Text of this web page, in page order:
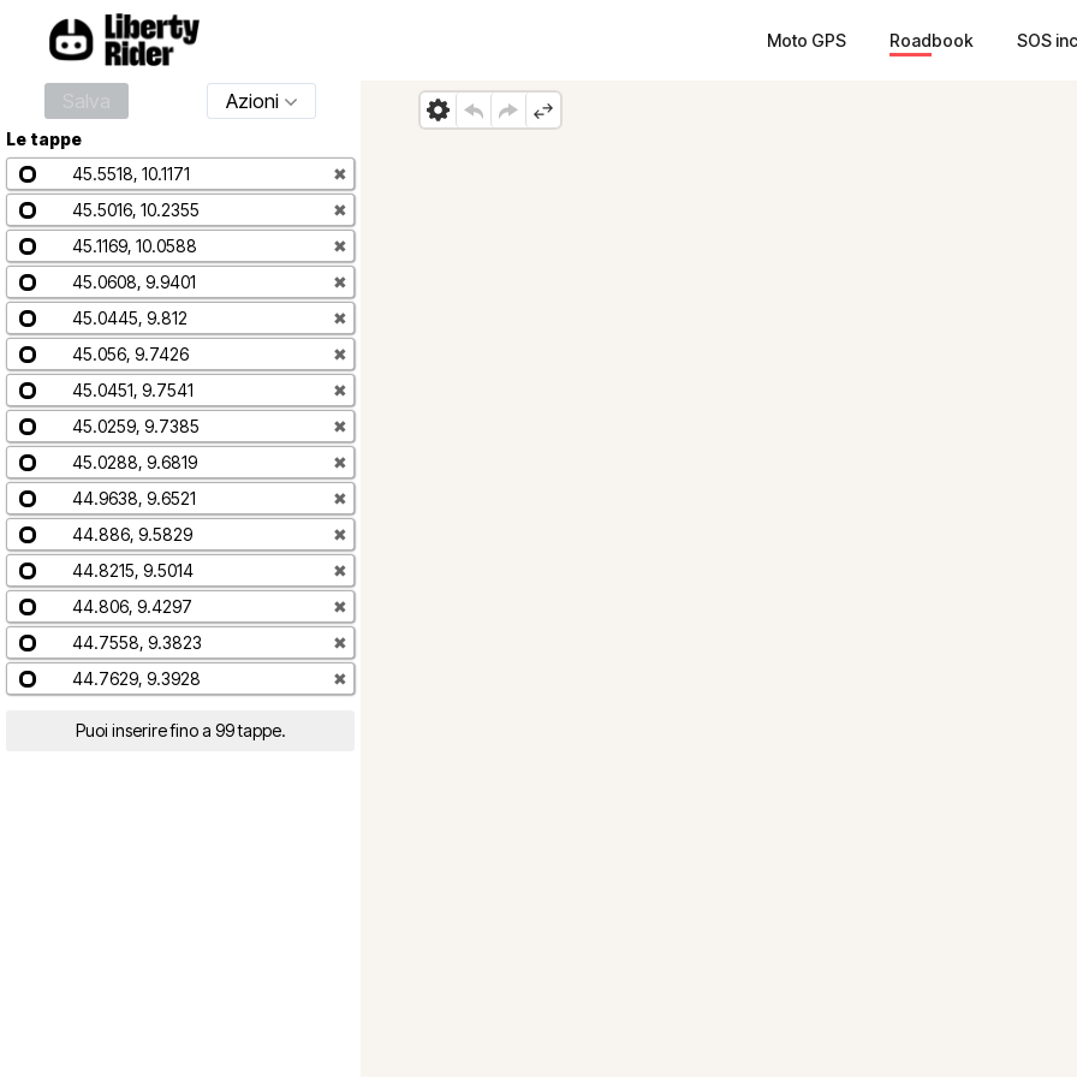
Moto GPS Roadbook SOS
Azioni
Le tappe
45.5518, 10.1171
✖
45.5016, 10.2355
✖
45.1169, 10.0588
✖
45.0608, 9.9401
✖
45.0445, 9.812
✖
45.056, 9.7426
✖
45.0451, 9.7541
✖
45.0259, 9.7385
✖
45.0288, 9.6819
✖
44.9638, 9.6521
✖
44.886, 9.5829
✖
44.8215, 9.5014
✖
44.806, 9.4297
✖
44.7558, 9.3823
✖
44.7629, 9.3928
✖
Puoi inserire fino a 99 tappe.